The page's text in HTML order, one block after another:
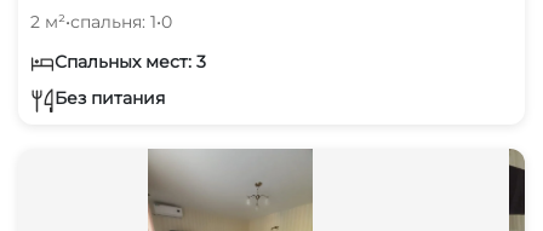
2 м²•спальня: 1•0
Спальных мест: 3
Без питания